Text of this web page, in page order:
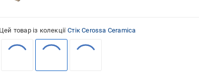
Цей товар із колекції Стік Cerossa Ceramica